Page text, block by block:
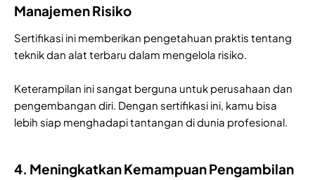
Manajemen Risiko
Sertifikasi ini memberikan pengetahuan praktis tentang
teknik dan alat terbaru dalam mengelola risiko.
Keterampilan ini sangat berguna untuk perusahaan dan
pengembangan diri. Dengan sertifikasi ini, kamu bisa
lebih siap menghadapi tantangan di dunia profesional.
4. Meningkatkan Kemampuan Pengambilan